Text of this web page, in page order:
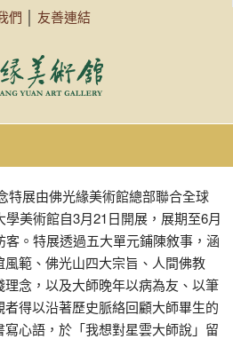
們 友善連結
特展由佛光緣美術館總部聯合全球
美術館自3月21日開展，展期至6月
。特展透過五大單元鋪陳敘事，涵
範、佛光山四大宗旨、人間佛教
理念，以及大師晚年以病為友、以筆
得以沿著歷史脈絡回顧大師畢生的
心語，於「我想對星雲大師說」留